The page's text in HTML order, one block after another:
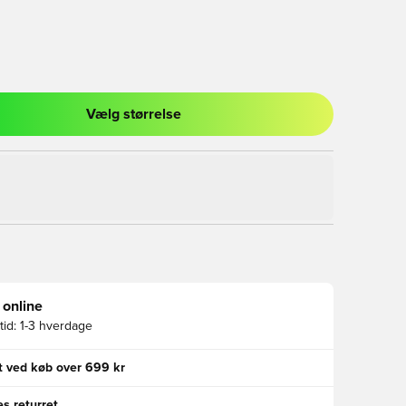
til at logge ind eller tilmelde dig som medlem
Vælg størrelse
online
1-3 hverdage
ved køb over 699 kr